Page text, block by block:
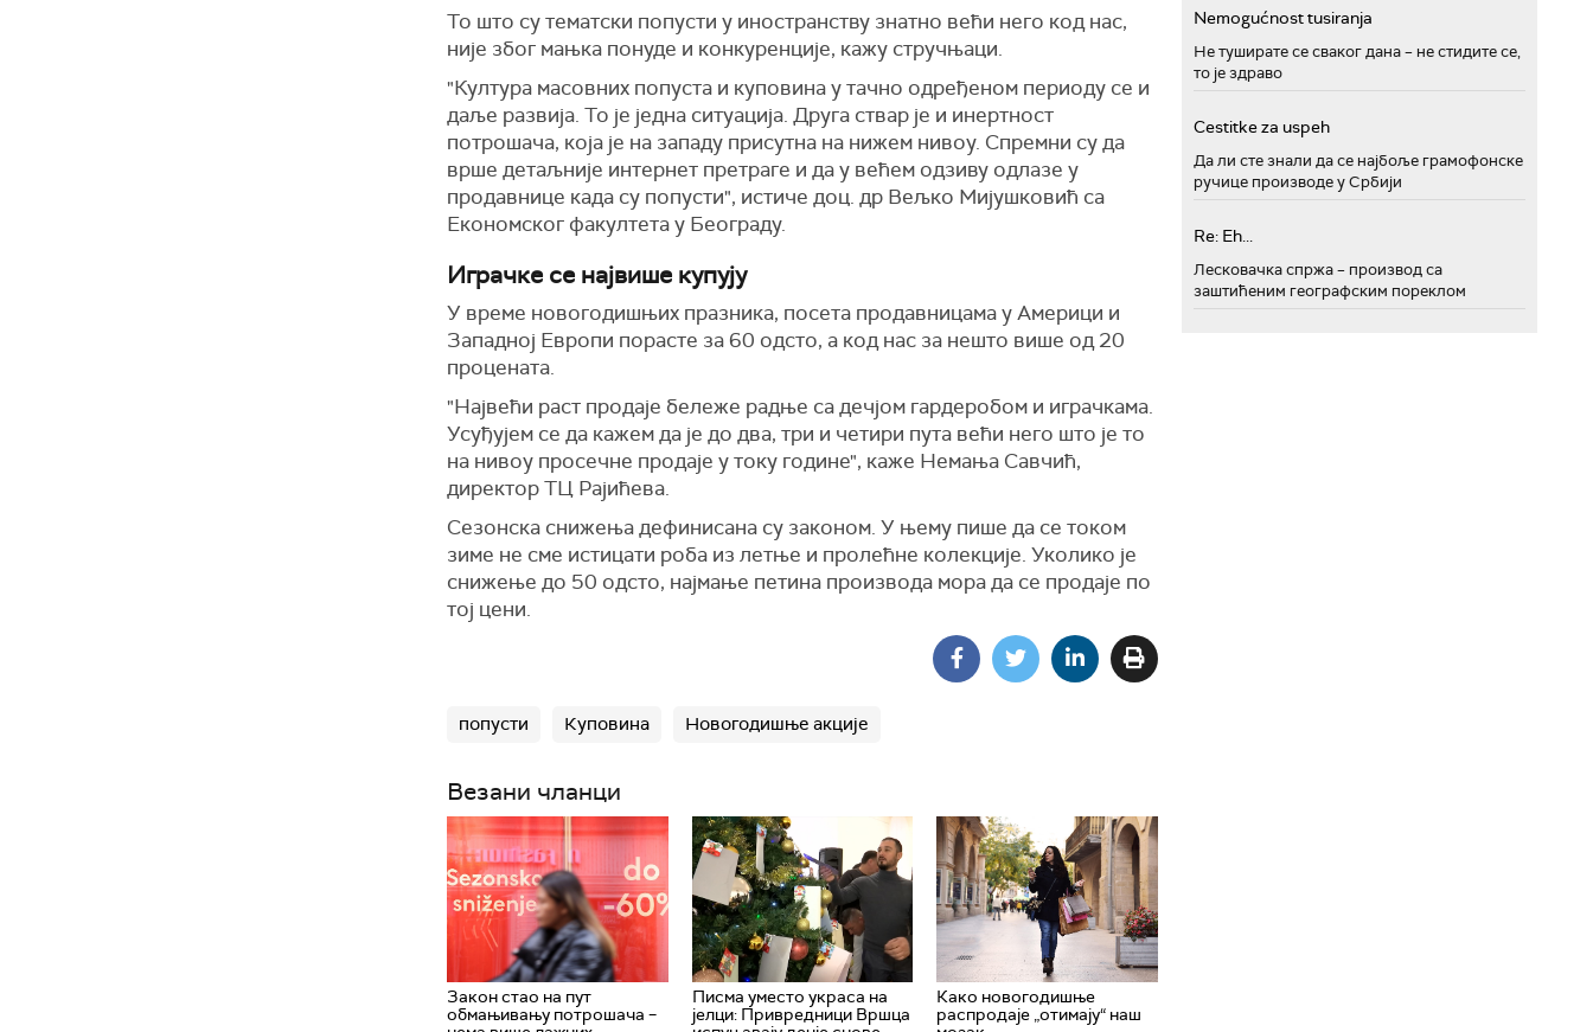
То што су тематски попусти у иностранству знатно већи него код нас,
није због мањка понуде и конкуренције, кажу стручњаци.
"Култура масовних попуста и куповина у тачно одређеном периоду се и
даље развија. То је једна ситуација. Друга ствар је и инертност
потрошача, која је на западу присутна на нижем нивоу. Спремни су да
врше детаљније интернет претраге и да у већем одзиву одлазе у
продавнице када су попусти", истиче доц. др Вељко Мијушковић са
Економског факултета у Београду.
Играчке се највише купују
У време новогодишњих празника, посета продавницама у Америци и
Западној Европи порасте за 60 одсто, а код нас за нешто више од 20
процената.
"Највећи раст продаје бележе радње са дечјом гардеробом и играчкама.
Усуђујем се да кажем да је до два, три и четири пута већи него што је то
на нивоу просечне продаје у току године", каже Немања Савчић,
директор ТЦ Рајићева.
Сезонска снижења дефинисана су законом. У њему пише да се током
зиме не сме истицати роба из летње и пролећне колекције. Уколико је
снижење до 50 одсто, најмање петина производа мора да се продаје по
тој цени.
попусти Куповина Новогодишње акције
Везани чланци
Закон стао на пут
обмањивању потрошача –
Писма уместо украса на
јелци: Привредници Вршца
Како новогодишње
распродаје „отимају“ наш
Nemogućnost tusiranja
Не туширате се сваког дана – не стидите се,
то је здраво
Cestitke za uspeh
Да ли сте знали да се најбоље грамофонске
ручице производе у Србији
Re: Eh...
Лесковачка спржа – производ са
заштићеним географским пореклом